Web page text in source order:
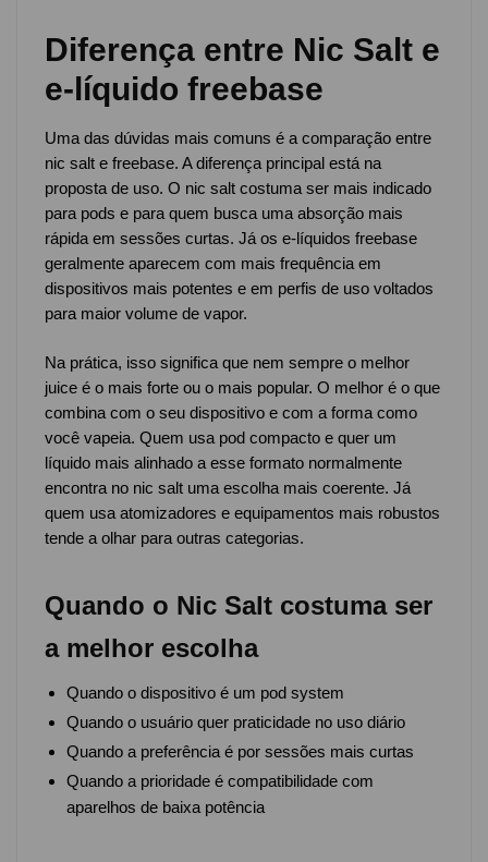
Diferença entre Nic Salt e
e-líquido freebase
Uma das dúvidas mais comuns é a comparação entre
nic salt e freebase. A diferença principal está na
proposta de uso. O nic salt costuma ser mais indicado
para pods e para quem busca uma absorção mais
rápida em sessões curtas. Já os e-líquidos freebase
geralmente aparecem com mais frequência em
dispositivos mais potentes e em perfis de uso voltados
para maior volume de vapor.
Na prática, isso significa que nem sempre o melhor
juice é o mais forte ou o mais popular. O melhor é o que
combina com o seu dispositivo e com a forma como
você vapeia. Quem usa pod compacto e quer um
líquido mais alinhado a esse formato normalmente
encontra no nic salt uma escolha mais coerente. Já
quem usa atomizadores e equipamentos mais robustos
tende a olhar para outras categorias.
Quando o Nic Salt costuma ser
a melhor escolha
Quando o dispositivo é um pod system
Quando o usuário quer praticidade no uso diário
Quando a preferência é por sessões mais curtas
Quando a prioridade é compatibilidade com
aparelhos de baixa potência